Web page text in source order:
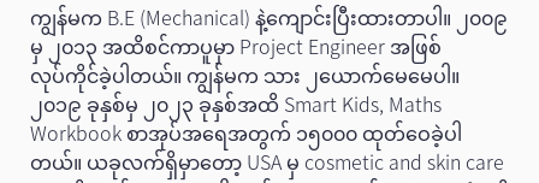
ကျွန်မက B.E (Mechanical) နဲ့ကျောင်းပြီးထားတာပါ။ ၂၀၀၉
မှ ၂၀၁၃ အထိစင်ကာပူမှာ Project Engineer အဖြစ်
လုပ်ကိုင်ခဲ့ပါတယ်။ ကျွန်မက သား ၂ယောက်မေမေပါ။
၂၀၁၉ ခုနှစ်မှ ၂၀၂၃ ခုနှစ်အထိ Smart Kids, Maths
Workbook စာအုပ်အရေအတွက် ၁၅၀၀၀ ထုတ်ဝေခဲ့ပါ
တယ်။ ယခုလက်ရှိမှာတော့ USA မှ cosmetic and skin care